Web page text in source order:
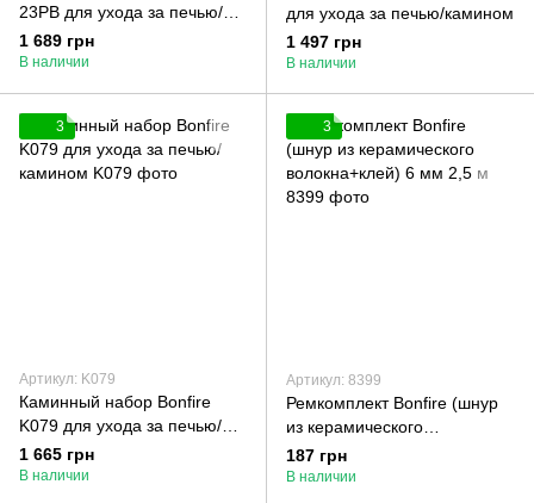
23РB для ухода за печью/
камином
1 689 грн
В наличии
для ухода за печью/камином
1 497 грн
В наличии
3
Артикул: K079
Каминный набор Bonfire
K079 для ухода за печью/
камином
1 665 грн
В наличии
3
Артикул: 8399
Ремкомплект Bonfire (шнур
из керамического
волокна+клей) 6 мм 2,5 м
187 грн
В наличии